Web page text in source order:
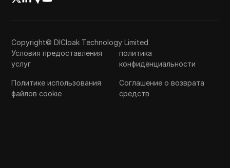
Copyright© DICloak Technology Limited
Условия предоставления
услуг
политика
конфиденциальности
Политике использования
файлов cookie
Соглашение о возврата
средств